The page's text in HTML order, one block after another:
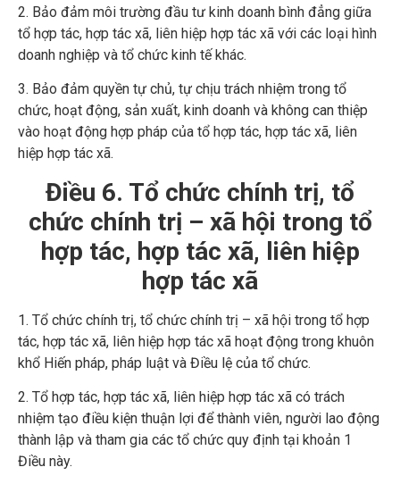
2. Bảo đảm môi trường đầu tư kinh doanh bình đẳng giữa
tổ hợp tác, hợp tác xã, liên hiệp hợp tác xã với các loại hình
doanh nghiệp và tổ chức kinh tế khác.
3. Bảo đảm quyền tự chủ, tự chịu trách nhiệm trong tổ
chức, hoạt động, sản xuất, kinh doanh và không can thiệp
vào hoạt động hợp pháp của tổ hợp tác, hợp tác xã, liên
hiệp hợp tác xã.
Điều 6. Tổ chức chính trị, tổ
chức chính trị – xã hội trong tổ
hợp tác, hợp tác xã, liên hiệp
hợp tác xã
1. Tổ chức chính trị, tổ chức chính trị – xã hội trong tổ hợp
tác, hợp tác xã, liên hiệp hợp tác xã hoạt động trong khuôn
khổ Hiến pháp, pháp luật và Điều lệ của tổ chức.
2. Tổ hợp tác, hợp tác xã, liên hiệp hợp tác xã có trách
nhiệm tạo điều kiện thuận lợi để thành viên, người lao động
thành lập và tham gia các tổ chức quy định tại khoản 1
Điều này.